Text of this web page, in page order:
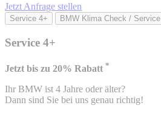
Jetzt Anfrage stellen
Service 4+ BMW Klima Check / Service
Service 4+
Jetzt bis zu 20% Rabatt *
Ihr BMW ist 4 Jahre oder älter?
Dann sind Sie bei uns genau richtig!